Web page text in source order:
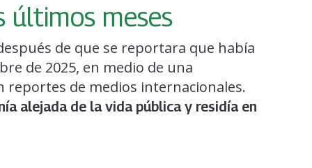
últimos meses
de que se reportara que había
de 2025, en medio de una
reportes de medios internacionales.
alejada de la vida pública y residía en